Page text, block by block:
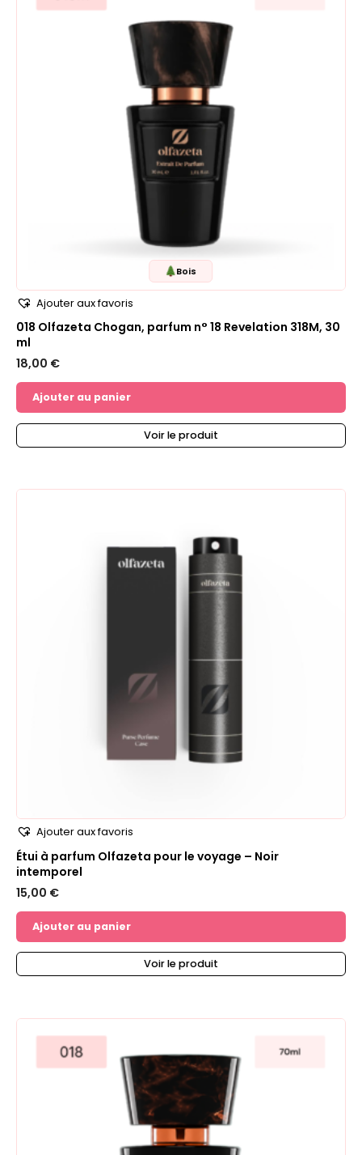
Bois
Ajouter aux favoris
018 Olfazeta Chogan, parfum n° 18 Revelation 318M, 30
ml
18,00 €
Ajouter au panier
Voir le produit
Ajouter aux favoris
Étui à parfum Olfazeta pour le voyage – Noir
intemporel
15,00 €
Ajouter au panier
Voir le produit